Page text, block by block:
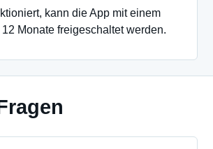
kann die App mit einem
Monate freigeschaltet werden.